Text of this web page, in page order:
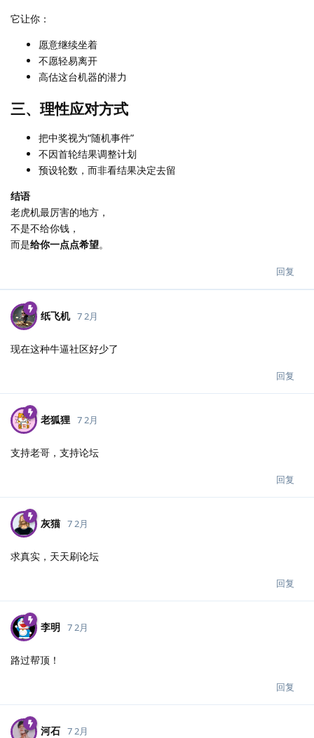
它让你：
愿意继续坐着
不愿轻易离开
高估这台机器的潜力
三、理性应对方式
把中奖视为“随机事件”
不因首轮结果调整计划
预设轮数，而非看结果决定去留
结语
老虎机最厉害的地方，
不是不给你钱，
而是给你一点点希望。
回复
纸飞机 7 2月
现在这种牛逼社区好少了
回复
老狐狸 7 2月
支持老哥，支持论坛
回复
灰猫 7 2月
求真实，天天刷论坛
回复
李明 7 2月
路过帮顶！
回复
河石 7 2月